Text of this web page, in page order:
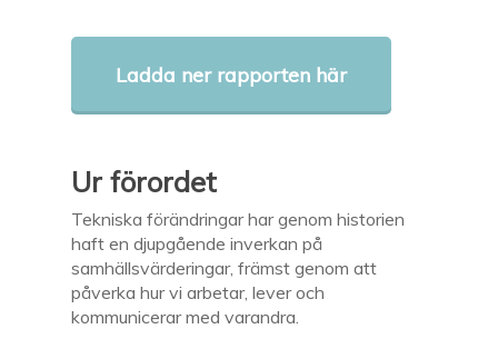
Ladda ner rapporten här
Ur förordet
Tekniska förändringar har genom historien
haft en djupgående inverkan på
samhällsvärderingar, främst genom att
påverka hur vi arbetar, lever och
kommunicerar med varandra.